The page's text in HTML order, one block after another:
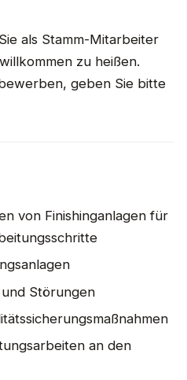
als Stamm-Mitarbeiter
zu heißen.
geben Sie bitte
von Finishinganlagen für
Störungen
an den